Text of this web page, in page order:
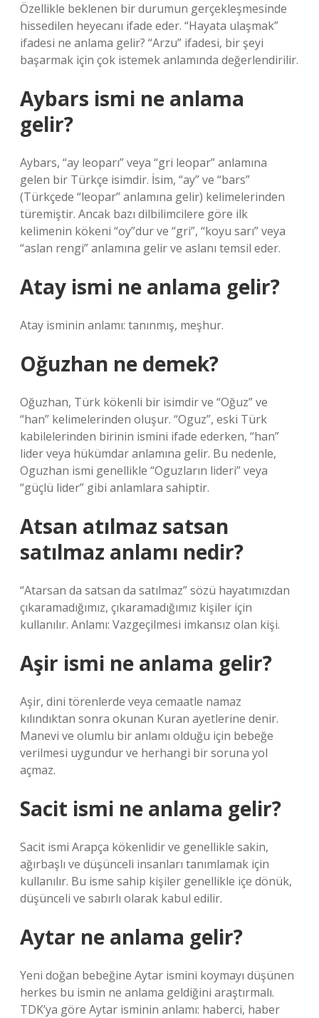
Özellikle beklenen bir durumun gerçekleşmesinde
hissedilen heyecanı ifade eder. “Hayata ulaşmak”
ifadesi ne anlama gelir? “Arzu” ifadesi, bir şeyi
başarmak için çok istemek anlamında değerlendirilir.
Aybars ismi ne anlama
gelir?
Aybars, “ay leoparı” veya “gri leopar” anlamına
gelen bir Türkçe isimdir. İsim, “ay” ve “bars”
(Türkçede “leopar” anlamına gelir) kelimelerinden
türemiştir. Ancak bazı dilbilimcilere göre ilk
kelimenin kökeni “oy”dur ve “gri”, “koyu sarı” veya
“aslan rengi” anlamına gelir ve aslanı temsil eder.
Atay ismi ne anlama gelir?
Atay isminin anlamı: tanınmış, meşhur.
Oğuzhan ne demek?
Oğuzhan, Türk kökenli bir isimdir ve “Oğuz” ve
“han” kelimelerinden oluşur. “Oguz”, eski Türk
kabilelerinden birinin ismini ifade ederken, “han”
lider veya hükümdar anlamına gelir. Bu nedenle,
Oguzhan ismi genellikle “Oguzların lideri” veya
“güçlü lider” gibi anlamlara sahiptir.
Atsan atılmaz satsan
satılmaz anlamı nedir?
“Atarsan da satsan da satılmaz” sözü hayatımızdan
çıkaramadığımız, çıkaramadığımız kişiler için
kullanılır. Anlamı: Vazgeçilmesi imkansız olan kişi.
Aşir ismi ne anlama gelir?
Aşir, dini törenlerde veya cemaatle namaz
kılındıktan sonra okunan Kuran ayetlerine denir.
Manevi ve olumlu bir anlamı olduğu için bebeğe
verilmesi uygundur ve herhangi bir soruna yol
açmaz.
Sacit ismi ne anlama gelir?
Sacit ismi Arapça kökenlidir ve genellikle sakin,
ağırbaşlı ve düşünceli insanları tanımlamak için
kullanılır. Bu isme sahip kişiler genellikle içe dönük,
düşünceli ve sabırlı olarak kabul edilir.
Aytar ne anlama gelir?
Yeni doğan bebeğine Aytar ismini koymayı düşünen
herkes bu ismin ne anlama geldiğini araştırmalı.
TDK’ya göre Aytar isminin anlamı: haberci, haber